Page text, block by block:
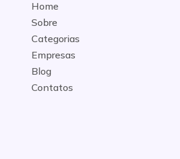
Home
Sobre
Categorias
Empresas
Blog
Contatos